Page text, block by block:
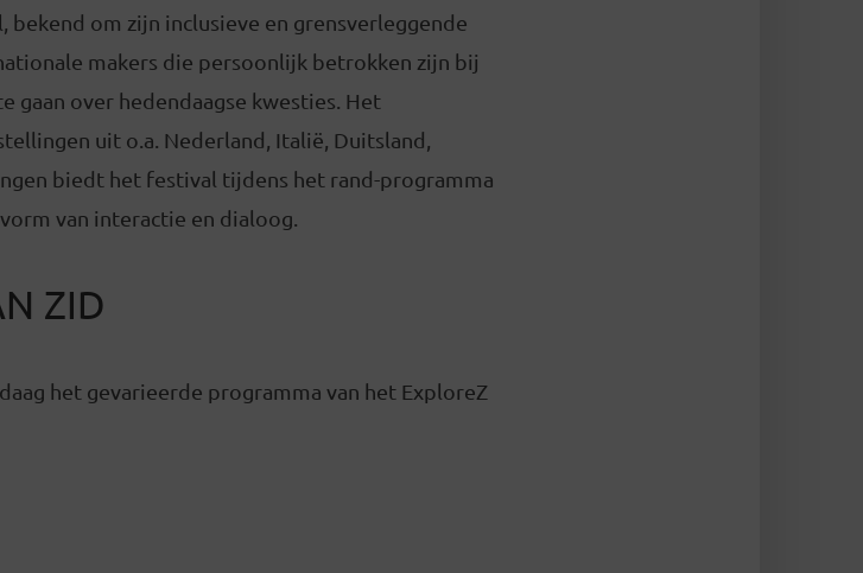
om zijn inclusieve en grensverleggende
makers die persoonlijk betrokken zijn bij
gaan over hedendaagse kwesties. Het
uit o.a. Nederland, Italië, Duitsland,
biedt het festival tijdens het rand-programma
van interactie en dialoog.
ZID
het gevarieerde programma van het ExploreZ